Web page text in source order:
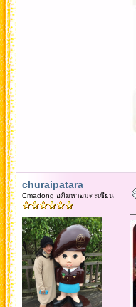
churaipatara
Cmadong อภิมหาอมตะเซียน